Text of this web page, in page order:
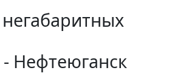
Нефтеюганск